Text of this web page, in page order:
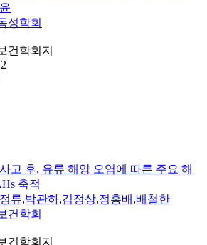
성학회
건학회지
고 후, 유류 해양 오염에 따른 주요 해
축적
류,박관하,김정상,정홍배 ,배철한
건학회
건학회지